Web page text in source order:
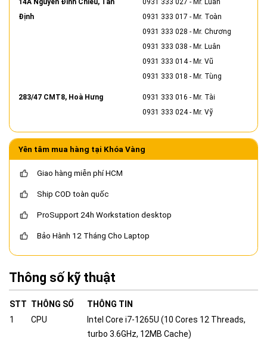
14A Nguyễn Đình Chiểu, Tân
Định
0931 333 027 - Mr. Luân
0931 333 017 - Mr. Toàn
0931 333 028 - Mr. Chương
0931 333 038 - Mr. Luân
0931 333 014- Mr. Vũ
0931 333 018 - Mr. Tùng
283/47 CMT8, Hoà Hưng 0931 333 016 - Mr. Tài
0931 333 024- Mr. Vỹ
Yên tâm mua hàng tại Khóa Vàng
Giao hàng miễn phí HCM
Ship COD toàn quốc
ProSupport 24h Workstation desktop
Bảo Hành 12 Tháng Cho Laptop
Thông số kỹ thuật
STT THÔNG SỐ
THÔNG TIN
1
CPU
Intel Core i7-1265U (10 Cores 12 Threads,
turbo 3.6GHz, 12MB Cache)